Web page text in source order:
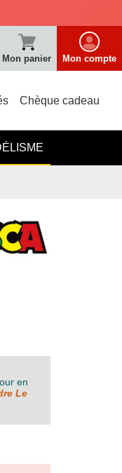
Mon panier Mon compte
Chèque cadeau
en
Le